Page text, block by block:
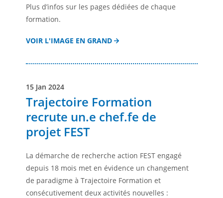
Plus d’infos sur les pages dédiées de chaque
formation.
VOIR L'IMAGE EN GRAND
15 Jan 2024
Trajectoire Formation
recrute un.e chef.fe de
projet FEST
La démarche de recherche action FEST engagé
depuis 18 mois met en évidence un changement
de paradigme à Trajectoire Formation et
consécutivement deux activités nouvelles :